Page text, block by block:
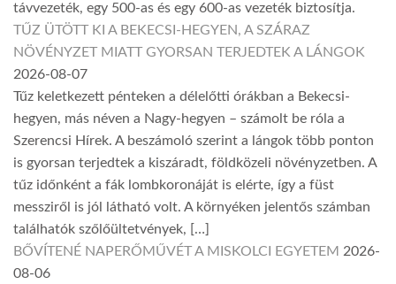
távvezeték, egy 500-as és egy 600-as vezeték biztosítja.
TŰZ ÜTÖTT KI A BEKECSI-HEGYEN, A SZÁRAZ
NÖVÉNYZET MIATT GYORSAN TERJEDTEK A LÁNGOK
2026-08-07
Tűz keletkezett pénteken a délelőtti órákban a Bekecsi-
hegyen, más néven a Nagy-hegyen – számolt be róla a
Szerencsi Hírek. A beszámoló szerint a lángok több ponton
is gyorsan terjedtek a kiszáradt, földközeli növényzetben. A
tűz időnként a fák lombkoronáját is elérte, így a füst
messziről is jól látható volt. A környéken jelentős számban
találhatók szőlőültetvények, […]
BŐVÍTENÉ NAPERŐMŰVÉT A MISKOLCI EGYETEM 2026-
08-06